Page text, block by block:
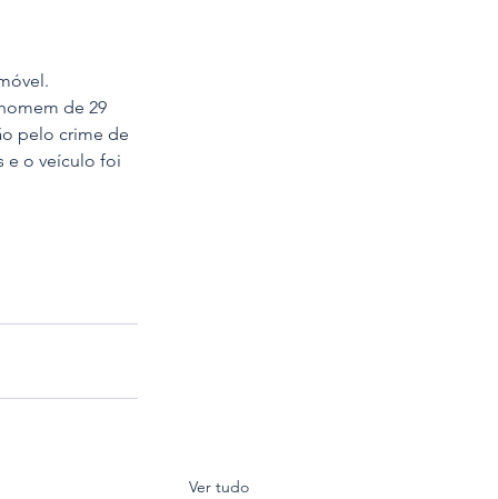
de 29
pelo crime de
e o veículo foi
Ver tudo